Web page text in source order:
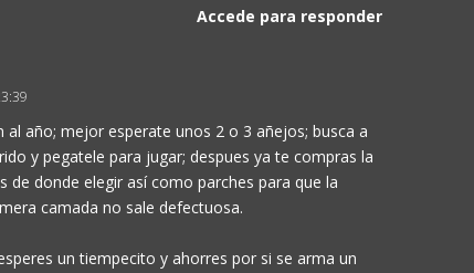
Accede para responder
año; mejor esperate unos 2 o 3 añejos; busca a
y pegatele para jugar; despues ya te compras la
de donde elegir así como parches para que la
camada no sale defectuosa.
un tiempecito y ahorres por si se arma un